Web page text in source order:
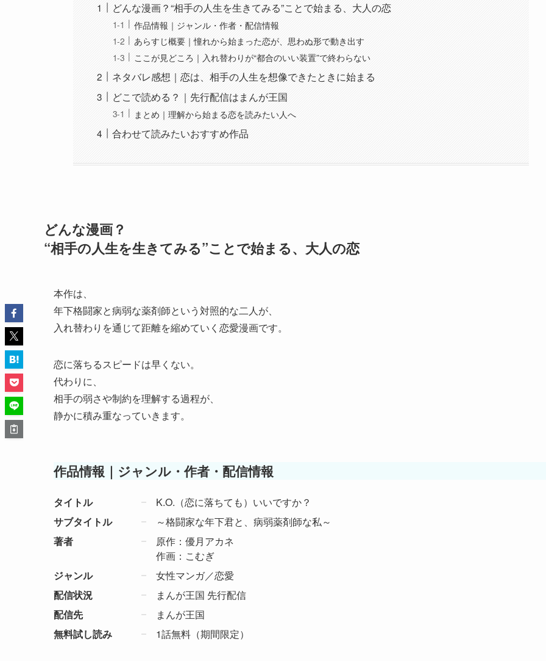
どんな漫画？“相手の人生を生きてみる”ことで始まる、大人の恋
作品情報｜ジャンル・作者・配信情報
あらすじ概要｜憧れから始まった恋が、思わぬ形で動き出す
ここが見どころ｜入れ替わりが“都合のいい装置”で終わらない
ネタバレ感想｜恋は、相手の人生を想像できたときに始まる
どこで読める？｜先行配信はまんが王国
まとめ｜理解から始まる恋を読みたい人へ
合わせて読みたいおすすめ作品
どんな漫画？
“相手の人生を生きてみる”ことで始まる、大人の恋
本作は、
年下格闘家と病弱な薬剤師という対照的な二人が、
入れ替わりを通じて距離を縮めていく恋愛漫画です。
恋に落ちるスピードは早くない。
代わりに、
相手の弱さや制約を理解する過程が、
静かに積み重なっていきます。
作品情報｜ジャンル・作者・配信情報
タイトル
K.O.（恋に落ちても）いいですか？
サブタイトル
～格闘家な年下君と、病弱薬剤師な私～
著者
原作：優月アカネ
作画：こむぎ
ジャンル
女性マンガ／恋愛
配信状況
まんが王国 先行配信
配信先
まんが王国
無料試し読み
1話無料（期間限定）